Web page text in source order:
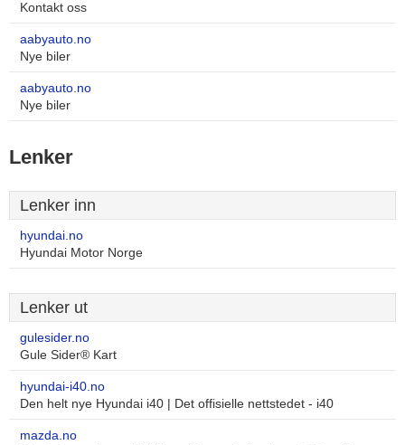
Kontakt oss
aabyauto.no
Nye biler
aabyauto.no
Nye biler
Lenker
Lenker inn
hyundai.no
Hyundai Motor Norge
Lenker ut
gulesider.no
Gule Sider® Kart
hyundai-i40.no
Den helt nye Hyundai i40 | Det offisielle nettstedet - i40
mazda.no